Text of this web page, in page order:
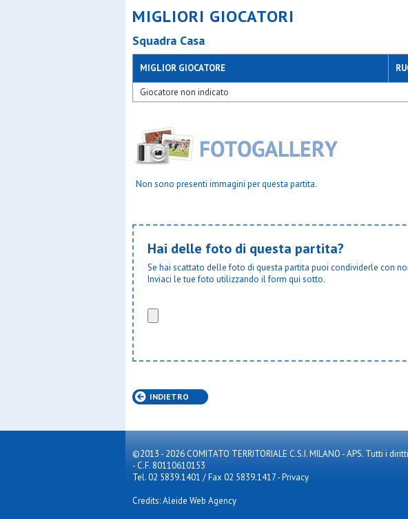
MIGLIORI GIOCATORI
Squadra Casa
MIGLIOR GIOCATORE
Giocatore non indicato
Non sono presenti immagini per questa partita.
Hai delle foto di questa partita?
Se hai scattato delle foto di questa partita puoi condividerle con noi
Inviaci le tue foto utilizzando il form qui sotto.
INDIETRO
©2013 - 2026 COMITATO TERRITORIALE C.S.I. MILANO - APS. Tutti i
- C.F. 80110610153
Tel. 02 5839.1401 / Fax 02 5839.1417-Privacy
Credits: Aleide Web Agency